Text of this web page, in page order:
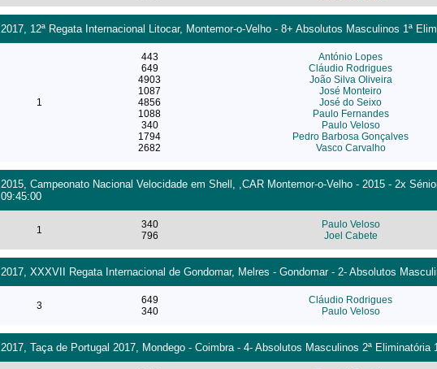
2017, 12ª Regata Internacional Litocar, Montemor-o-Velho - 8+ Absolutos Masculinos 1ª
1
443
649
4903
1087
4856
1088
340
1794
2682
António Lopes
Cláudio Rodrigues
João Silva Oliveira
José Monteiro
José do Seixo
Paulo Fernandes
Paulo Veloso
Pedro Barbosa Gonçalves
Vasco Carvalho
2015, Campeonato Nacional Velocidade em Shell, ,CAR Montemor-o-Velho - 2015 - 2x
09:45:00
1
340
796
Paulo Veloso
Joel Cabete
2017, XXXVII Regata Internacional de Gondomar, Melres - Gondomar - 2- Absolutos
3
649
340
Cláudio Rodrigues
Paulo Veloso
2017, Taça de Portugal 2017, Mondego - Coimbra - 4- Absolutos Masculinos 2ª Eliminatória